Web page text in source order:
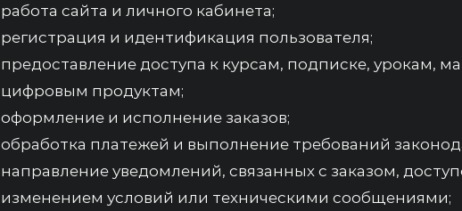
работа сайта и личного кабинета;
регистрация и идентификация пользователя;
предоставление доступа к курсам, подписке, урокам,
цифровым продуктам;
оформление и исполнение заказов;
обработка платежей и выполнение требований
направление уведомлений, связанных с заказом,
изменением условий или техническими сообщениями;